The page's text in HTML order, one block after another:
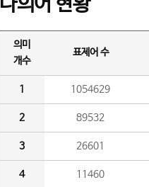
다의어 현황
의미
개수
표제어 수
1 1054629
2 89532
3 26601
4 11460